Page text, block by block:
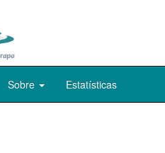
Sobre Estatísticas